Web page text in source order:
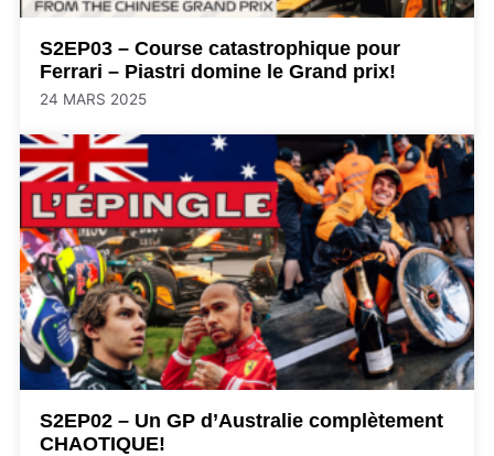
S2EP03 – Course catastrophique pour
Ferrari – Piastri domine le Grand prix!
24 MARS 2025
S2EP02 – Un GP d’Australie complètement
CHAOTIQUE!